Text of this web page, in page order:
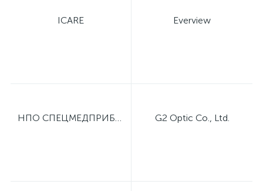
ICARE Everview
НПО СПЕЦМЕДПРИБОР G2 Optic Co., Ltd.